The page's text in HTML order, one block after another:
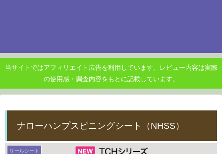
当サイトではアフィリエイト広告を利用しています。レビュー内容は実際
の使用感・調査内容をもとに記載しています。
ナローハンプスピニングシート（NHSS）
リールシート